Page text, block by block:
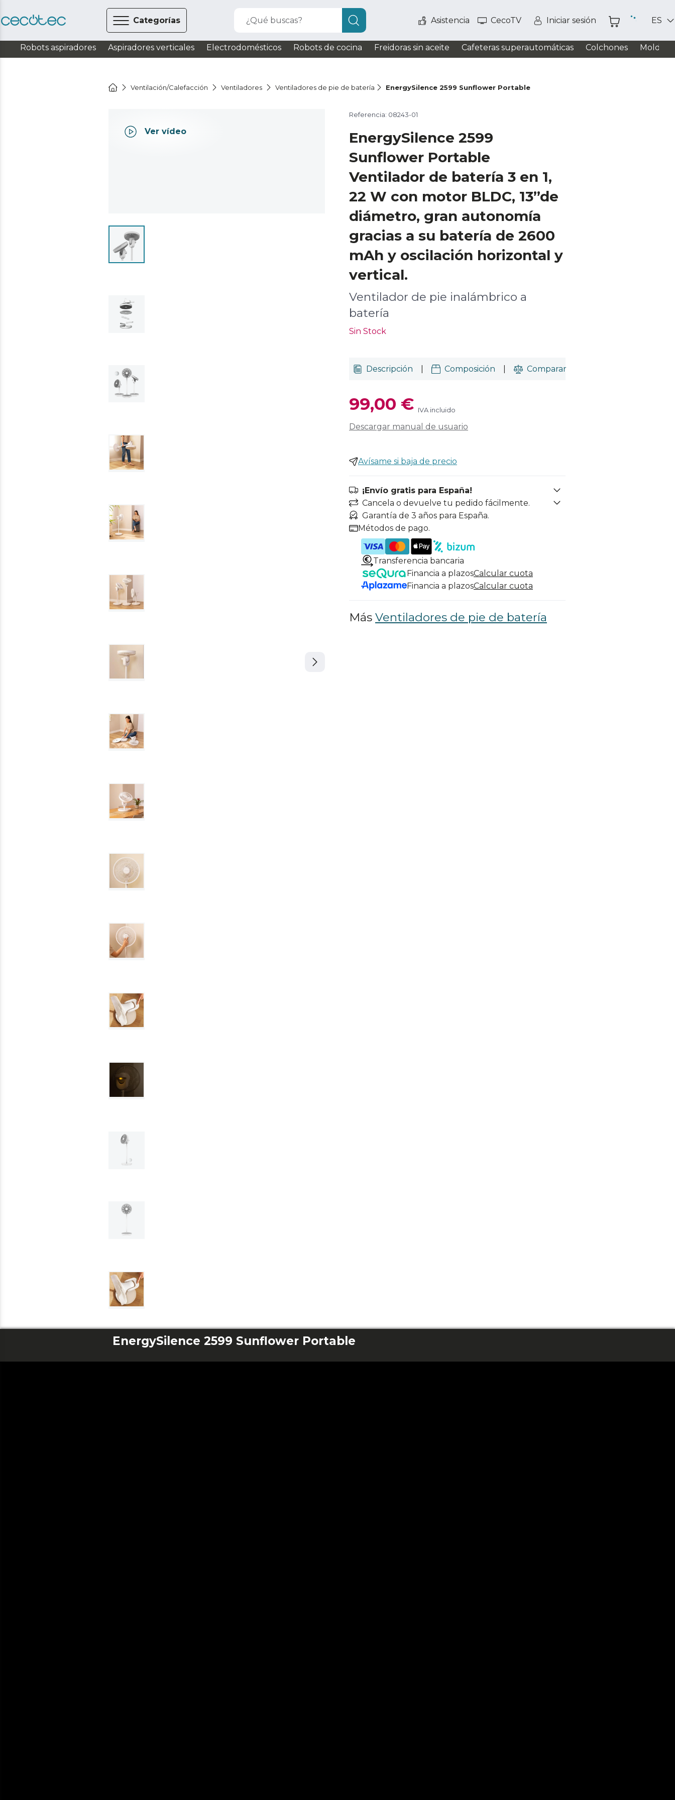
Categorías ¿Qué buscas? Asistencia CecoTV Iniciar sesión ES
Robots aspiradores Aspiradores verticales Electrodomésticos Robots de cocina Freidoras sin aceite Cafeteras superautomáticas Colchones
Ventilación/Calefacción Ventiladores Ventiladores de pie de batería EnergySilence 2599 Sunflower Portable
Ver vídeo
Referencia: 08243-01
EnergySilence 2599
Sunflower Portable
Ventilador de batería 3 en 1,
22 W con motor BLDC, 13”de
diámetro, gran autonomía
gracias a su batería de 2600
mAh y oscilación horizontal y
vertical.
Ventilador de pie inalámbrico a
batería
Sin Stock
Descripción Composición Comparar
99,00 € IVA incluido
Descargar manual de usuario
Avísame si baja de precio
¡Envío gratis para España!
Cancela o devuelve tu pedido fácilmente.
Garantía de 3 años para España.
Métodos de pago.
Transferencia bancaria
Financia a plazosCalcular cuota
Financia a plazosCalcular cuota
Más Ventiladores de pie de batería
EnergySilence 2599 Sunflower Portable